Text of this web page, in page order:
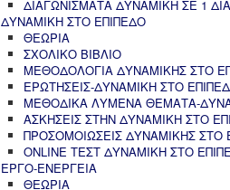
ΔΙΑΓΩΝΙΣΜΑΤΑ ΔΥΝΑΜΙΚΗ ΣΕ 1
ΔΥΝΑΜΙΚΗ ΣΤΟ ΕΠΙΠΕΔΟ
ΘΕΩΡΙΑ
ΣΧΟΛΙΚΟ ΒΙΒΛΙΟ
ΜΕΘΟΔΟΛΟΓΙΑ ΔΥΝΑΜΙΚΗΣ ΣΤΟ
ΕΡΩΤΗΣΕΙΣ-ΔΥΝΑΜΙΚΗ ΣΤΟ
ΜΕΘΟΔΙΚΑ ΛΥΜΕΝΑ ΘΕΜΑΤΑ-
ΑΣΚΗΣΕΙΣ ΣΤΗΝ ΔΥΝΑΜΙΚΗ ΣΤΟ
ΠΡΟΣΟΜΟΙΩΣΕΙΣ ΔΥΝΑΜΙΚΗΣ ΣΤΟ
ONLINE ΤΕΣΤ ΔΥΝΑΜΙΚΗ ΣΤΟ
ΕΡΓΟ-ΕΝΕΡΓΕΙΑ
ΘΕΩΡΙΑ